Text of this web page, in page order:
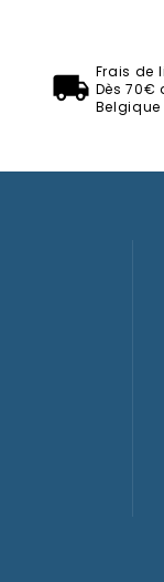
Frais de
Dès 70€
Belgique